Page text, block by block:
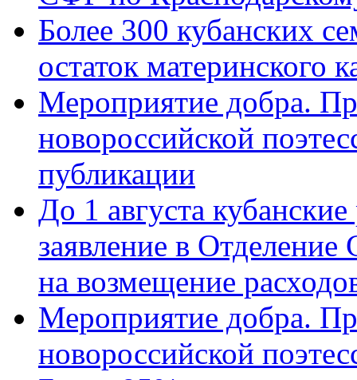
Более 300 кубанских
остаток материнского
Мероприятие добра.
новороссийской
публикации
До 1 августа
заявление в
на возмещение
Мероприятие добра.
новороссийской